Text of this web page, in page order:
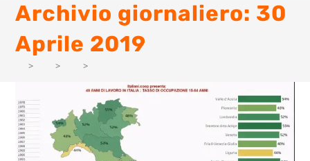
Archivio giornaliero: 30
Aprile 2019
> > >